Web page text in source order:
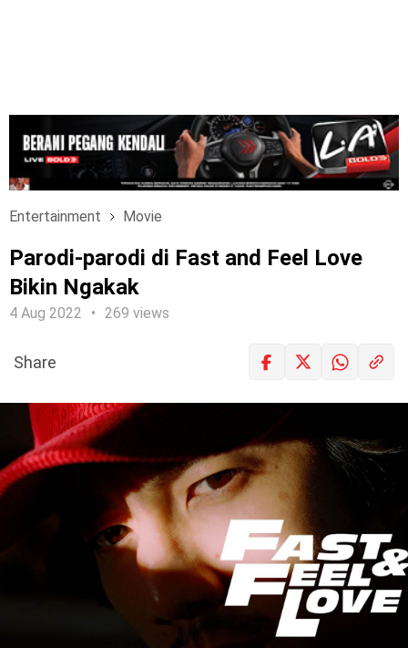
Entertainment Movie
Parodi-parodi di Fast and Feel Love
Bikin Ngakak
4 Aug 2022 269 views
Share